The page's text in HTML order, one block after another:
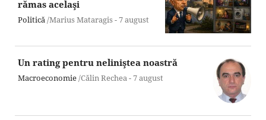
rămas acelaşi
Politică/Marius Mataragis -7 august
Un rating pentru neliniştea noastră
Macroeconomie/Călin Rechea -7 august